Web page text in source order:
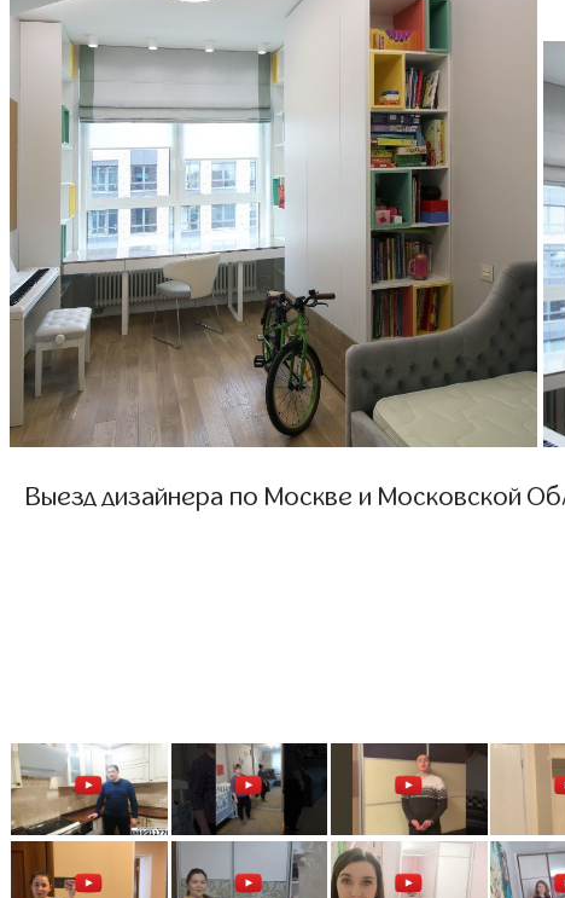
Выезд дизайнера по Москве и Московской